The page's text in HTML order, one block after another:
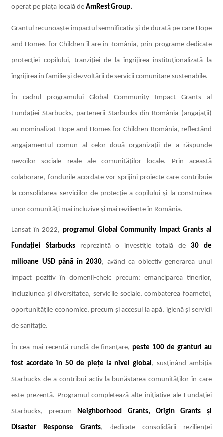
operat pe piața locală deAmRest Group.
Grantul recunoaște impactul semnificativ și de durată pe care Hope
and Homes for Children îl are în România, prin programe dedicate
protecției copilului, tranziției de la îngrijirea instituționalizată la
îngrijirea în familie și dezvoltării de servicii comunitare sustenabile.
În cadrul programului Global Community Impact Grants al
Fundației Starbucks, partenerii Starbucks din România (angajații)
au nominalizat Hope and Homes for Children România, reflectând
angajamentul comun al celor două organizații de a răspunde
nevoilor sociale reale ale comunităților locale. Prin această
colaborare, fondurile acordate vor sprijini proiecte care contribuie
la consolidarea serviciilor de protecție a copilului și la construirea
unor comunități mai incluzive și mai reziliente în România.
Lansat în 2022, programul Global Community Impact Grants al
Fundației Starbucks reprezintă o investiție totală de 30 de
milioane USD până în 2030, având ca obiectiv generarea unui
impact pozitiv în domenii-cheie precum: emanciparea tinerilor,
incluziunea și diversitatea, serviciile sociale, combaterea foametei,
oportunitățile economice, precum și accesul la apă, igienă și servicii
de sanitație.
În cea mai recentă rundă de finanțare,peste 100 de granturi au
fost acordate în 50 de piețe la nivel global , susținând ambiția
Starbucks de a contribui activ la bunăstarea comunităților în care
este prezentă. Programul completează alte inițiative ale Fundației
Starbucks, precum Neighborhood Grants, Origin Grants și
Disaster Response Grants, dedicate consolidării rezilienței